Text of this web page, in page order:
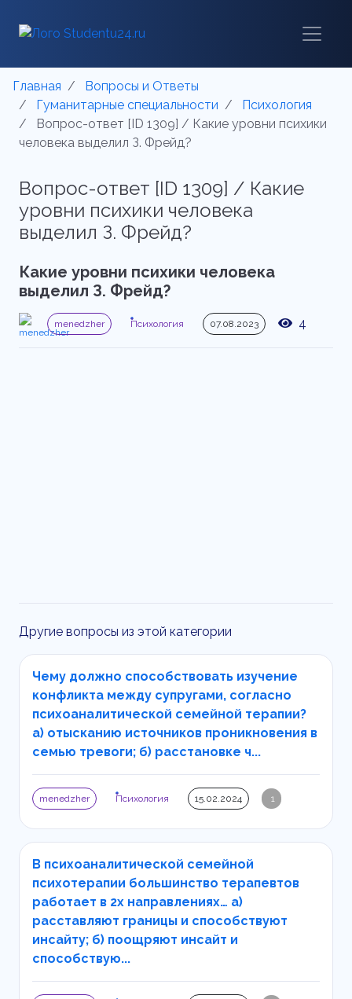
Главная
Вопросы и Ответы
Гуманитарные специальности
Психология
Вопрос-ответ [ID 1309] / Какие уровни психики
человека выделил З. Фрейд?
Вопрос-ответ [ID 1309] / Какие
уровни психики человека
выделил З. Фрейд?
Какие уровни психики человека
выделил З. Фрейд?
menedzher Психология 07.08.2023 4
Другие вопросы из этой категории
Чему должно способствовать изучение
конфликта между супругами, согласно
психоаналитической семейной терапии?
а) отысканию источников проникновения в
семью тревоги; б) расстановке ч...
menedzher Психология 15.02.2024 1
В психоаналитической семейной
психотерапии большинство терапевтов
работает в 2х направлениях… а)
расставляют границы и способствуют
инсайту; б) поощряют инсайт и
способствую...